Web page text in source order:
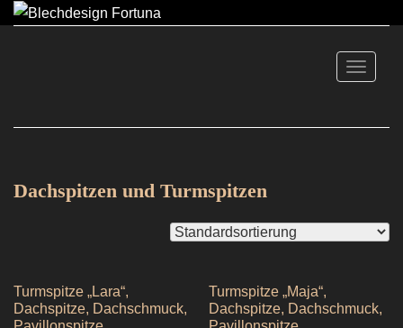
Dachspitzen und Turmspitzen
Turmspitze „Lara“,
Dachspitze, Dachschmuck,
Turmspitze „Maja“,
Dachspitze, Dachschmuck,